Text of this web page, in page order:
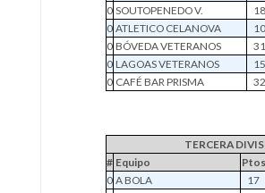
0 SOUTOPENEDO V. 18
0 ATLETICO CELANOVA 10
0 BÓVEDA VETERANOS 31
0 LAGOAS VETERANOS 15
0 CAFÉ BAR PRISMA 32
TERCERA
# Equipo Ptos
0 A BOLA 17